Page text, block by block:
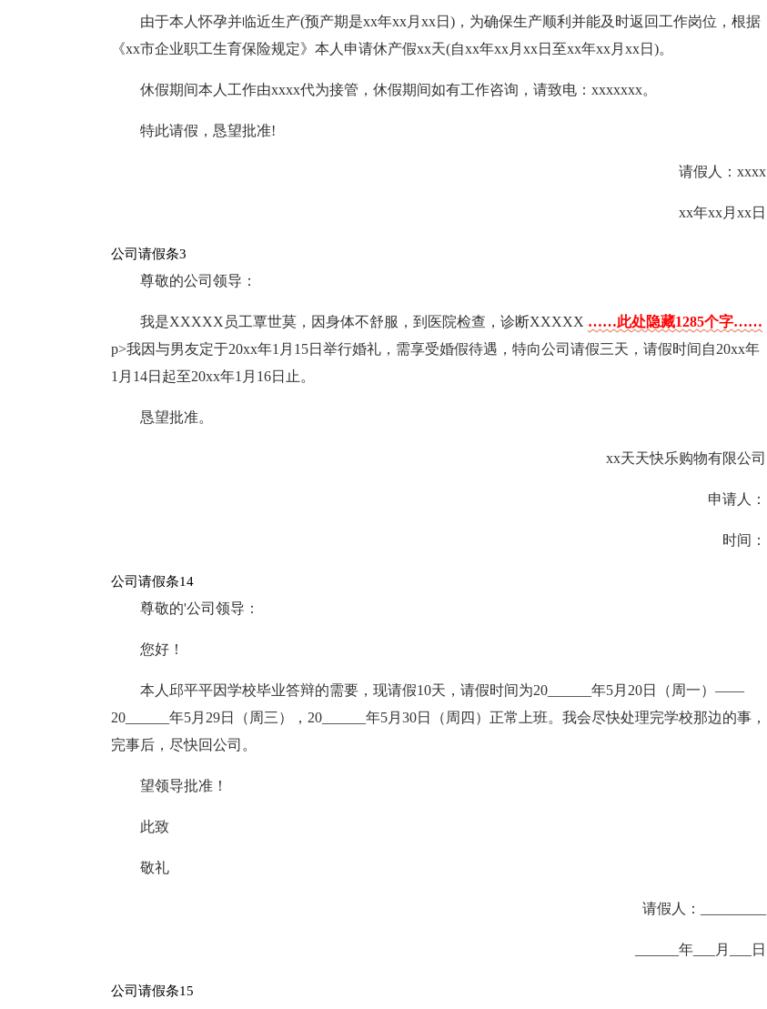
由于本人怀孕并临近生产(预产期是xx年xx月xx日)，为确保生产顺利并能及时返回工作岗位，根据
《xx市企业职工生育保险规定》本人申请休产假xx天(自xx年xx月xx日至xx年xx月xx日)。
休假期间本人工作由xxxx代为接管，休假期间如有工作咨询，请致电：xxxxxxx。
特此请假，恳望批准!
请假人：xxxx
xx年xx月xx日
公司请假条3
尊敬的公司领导：
我是XXXXX员工覃世莫，因身体不舒服，到医院检查，诊断XXXXX ……此处隐藏1285个字……
p>我因与男友定于20xx年1月15日举行婚礼，需享受婚假待遇，特向公司请假三天，请假时间自20xx年
1月14日起至20xx年1月16日止。
恳望批准。
xx天天快乐购物有限公司
申请人：
时间：
公司请假条14
尊敬的'公司领导：
您好！
本人邱平平因学校毕业答辩的需要，现请假10天，请假时间为20______年5月20日（周一）——
20______年5月29日（周三），20______年5月30日（周四）正常上班。我会尽快处理完学校那边的事，
完事后，尽快回公司。
望领导批准！
此致
敬礼
请假人：_________
______年___月___日
公司请假条15